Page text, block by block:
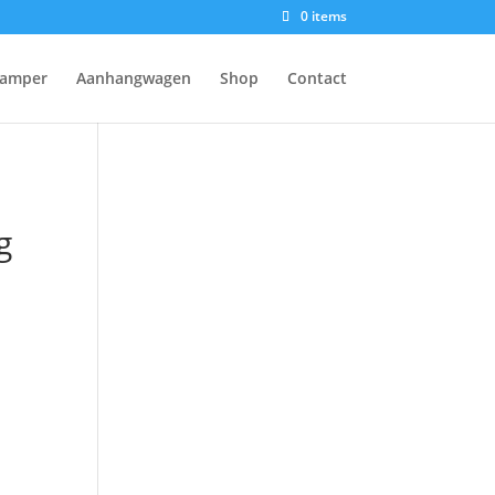
0 items
Aanhangwagen Shop Contact